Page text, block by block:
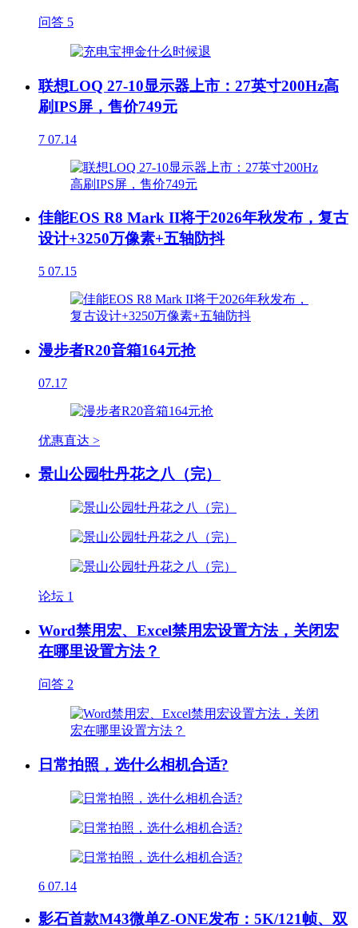
问答 5
联想LOQ 27-10显示器上市：27英寸200Hz高
刷IPS屏，售价749元
7 07.14
佳能EOS R8 Mark II将于2026年秋发布，复古
设计+3250万像素+五轴防抖
5 07.15
漫步者R20音箱164元抢
07.17
优惠直达 >
景山公园牡丹花之八（完）
论坛 1
Word禁用宏、Excel禁用宏设置方法，关闭宏
在哪里设置方法？
问答 2
日常拍照，选什么相机合适?
6 07.14
影石首款M43微单Z-ONE发布：5K/121帧、双